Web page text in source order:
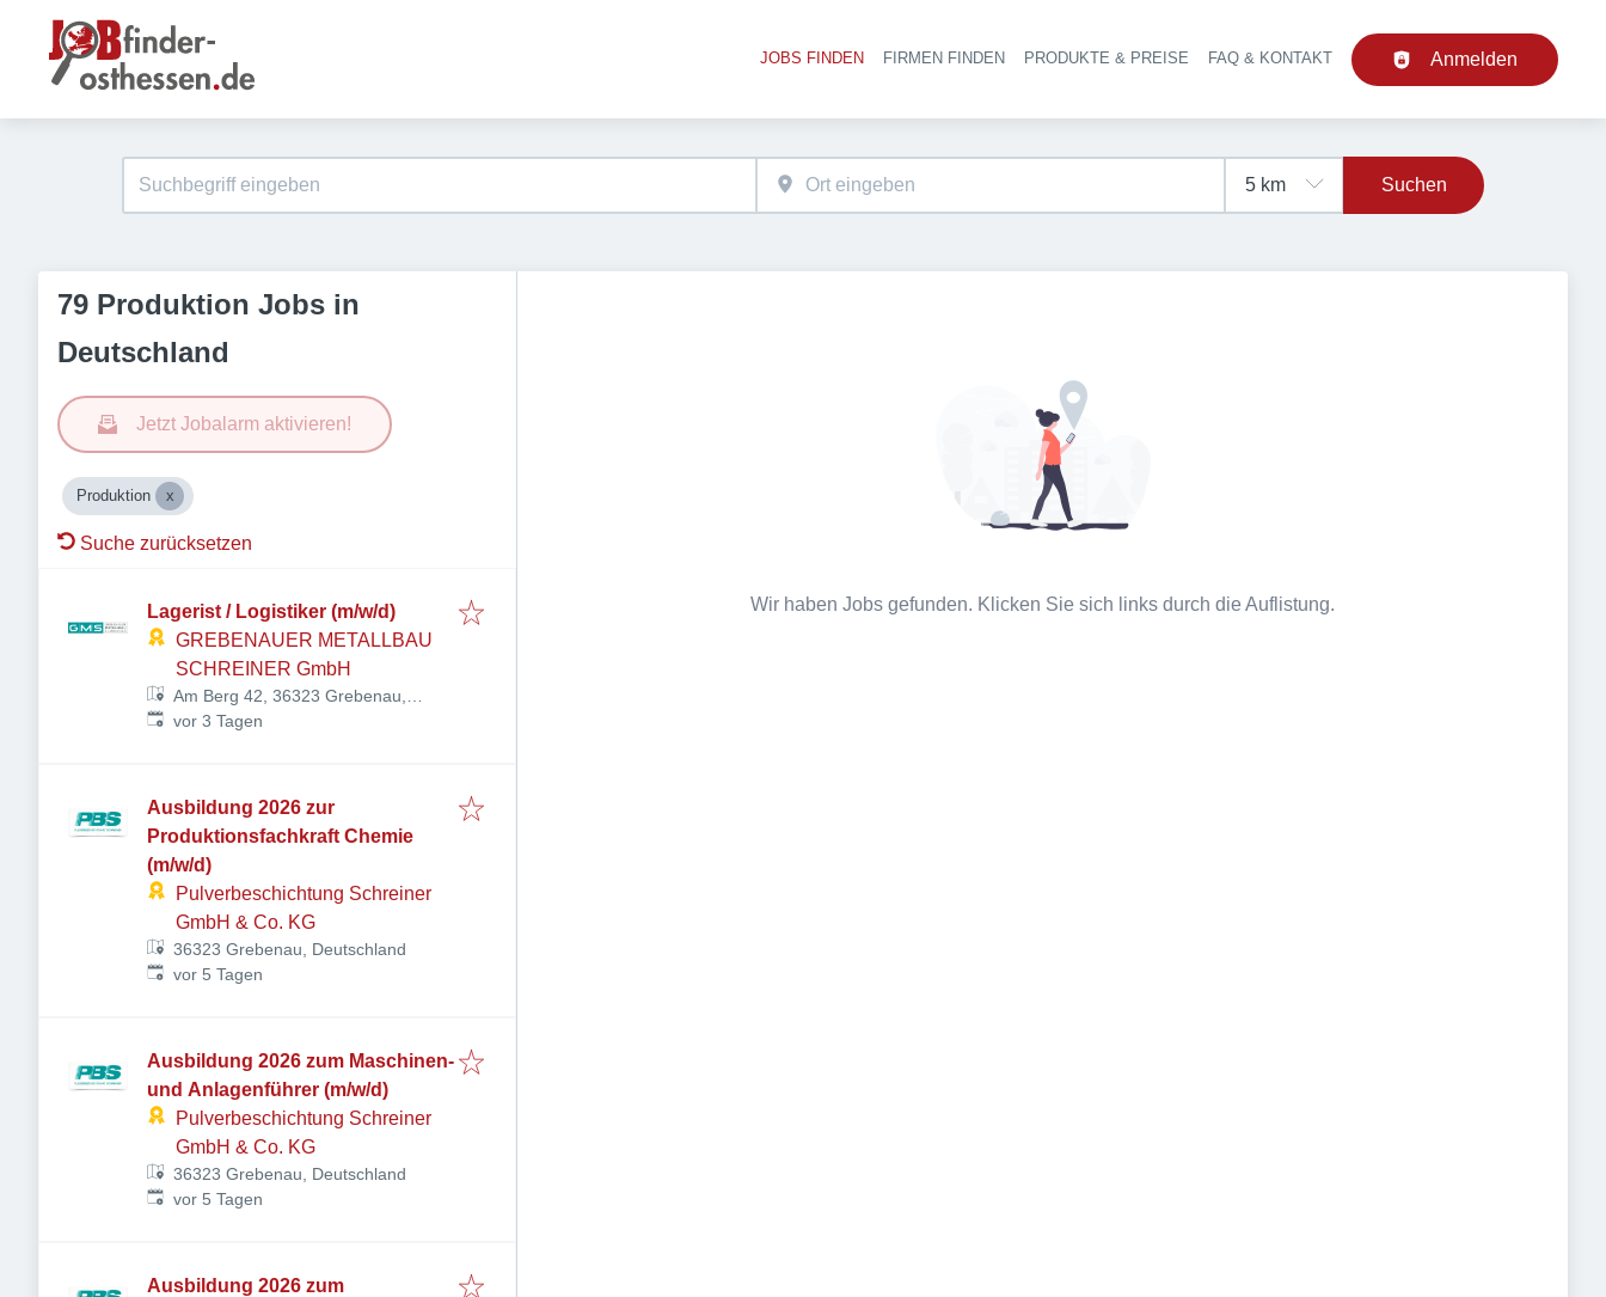
Haupt-Navigation
JOBS FINDEN FIRMEN FINDEN PRODUKTE & PREISE FAQ & KONTAKT Anmelden
Suchen
79 Produktion Jobs in
Deutschland
Jetzt Jobalarm aktivieren!
Produktion
Suche zurücksetzen
Lagerist / Logistiker (m/w/d)
GREBENAUER METALLBAU
SCHREINER GmbH
Am Berg 42, 36323 Grebenau,
Deutschland
Veröffentlicht:
vor 3 Tagen
Ausbildung 2026 zur
Produktionsfachkraft Chemie
(m/w/d)
Pulverbeschichtung Schreiner
GmbH & Co. KG
36323 Grebenau, Deutschland
Veröffentlicht:
vor 5 Tagen
Ausbildung 2026 zum Maschinen-
und Anlagenführer (m/w/d)
Pulverbeschichtung Schreiner
GmbH & Co. KG
36323 Grebenau, Deutschland
Veröffentlicht:
vor 5 Tagen
Ausbildung 2026 zum
Wir haben Jobs gefunden. Klicken Sie sich links durch die Auflistung.